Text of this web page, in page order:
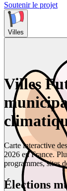
Soutenir le projet
Villes
Villes
Carte interactive
2026 en France.
programmes, sites
Élections